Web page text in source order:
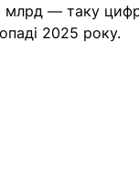
млрд — таку
2025 року.